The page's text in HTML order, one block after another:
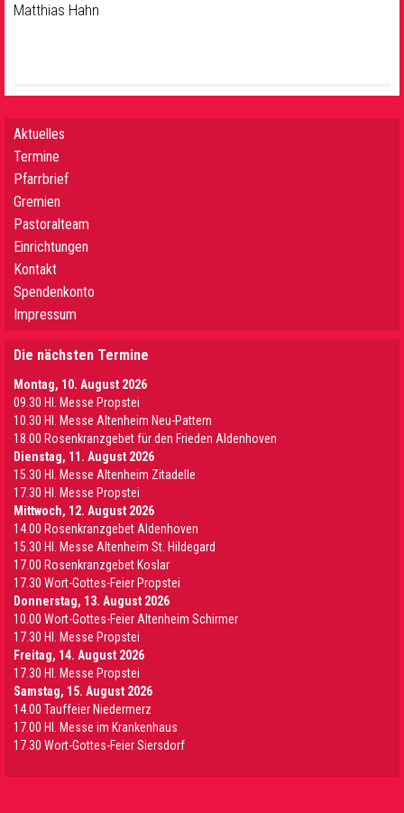
Matthias Hahn
Aktuelles
Termine
Pfarrbrief
Gremien
Pastoralteam
Einrichtungen
Kontakt
Spendenkonto
Impressum
Die nächsten Termine
Montag, 10. August 2026
09.30 Hl. Messe Propstei
10.30 Hl. Messe Altenheim Neu-Pattern
18.00 Rosenkranzgebet für den Frieden Aldenhoven
Dienstag, 11. August 2026
15.30 Hl. Messe Altenheim Zitadelle
17.30 Hl. Messe Propstei
Mittwoch, 12. August 2026
14.00 Rosenkranzgebet Aldenhoven
15.30 Hl. Messe Altenheim St. Hildegard
17.00 Rosenkranzgebet Koslar
17.30 Wort-Gottes-Feier Propstei
Donnerstag, 13. August 2026
10.00 Wort-Gottes-Feier Altenheim Schirmer
17.30 Hl. Messe Propstei
Freitag, 14. August 2026
17.30 Hl. Messe Propstei
Samstag, 15. August 2026
14.00 Tauffeier Niedermerz
17.00 Hl. Messe im Krankenhaus
17.30 Wort-Gottes-Feier Siersdorf